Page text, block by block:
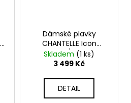
Dámské plavky
CHANTELLE Icon
C16VNP/C16VA0
Skladem (1 ks)
3 499 Kč
DETAIL